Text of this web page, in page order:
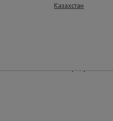
которого
Казахстан